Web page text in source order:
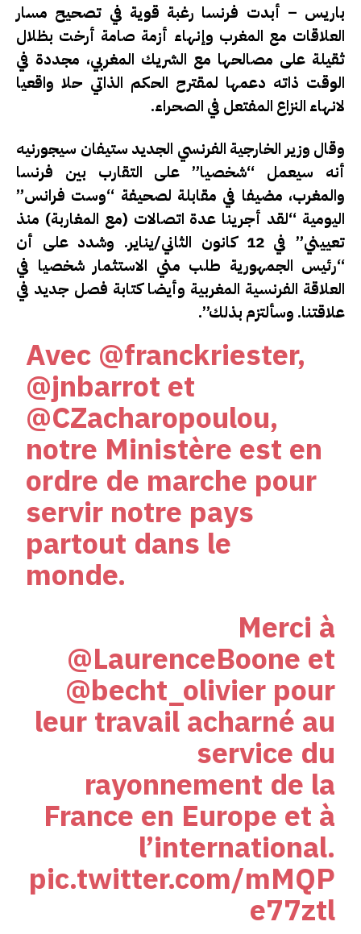
باريس – أبدت فرنسا رغبة قوية في تصحيح مسار
العلاقات مع المغرب وإنهاء أزمة صامة أرخت بظلال
ثقيلة على مصالحها مع الشريك المغربي، مجددة في
الوقت ذاته دعمها لمقترح الحكم الذاتي حلا واقعيا
لانهاء النزاع المفتعل في الصحراء.
وقال وزير الخارجية الفرنسي الجديد ستيفان سيجورنيه
أنه سيعمل “شخصيا” على التقارب بين فرنسا
والمغرب، مضيفا في مقابلة لصحيفة “وست فرانس”
اليومية “لقد أجرينا عدة اتصالات (مع المغاربة) منذ
تعييني” في 12 كانون الثاني/يناير. وشدد على أن
“رئيس الجمهورية طلب مني الاستثمار شخصيا في
العلاقة الفرنسية المغربية وأيضا كتابة فصل جديد في
علاقتنا. وسألتزم بذلك”.
Avec @franckriester,
@jnbarrot et
@CZacharopoulou,
notre Ministère est en
ordre de marche pour
servir notre pays
partout dans le
monde.
Merci à
@LaurenceBoone et
@becht_olivierpour
leur travail acharné au
service du
rayonnement de la
France en Europe et à
l’international.
pic.twitter.com/mMQP
e77ztl